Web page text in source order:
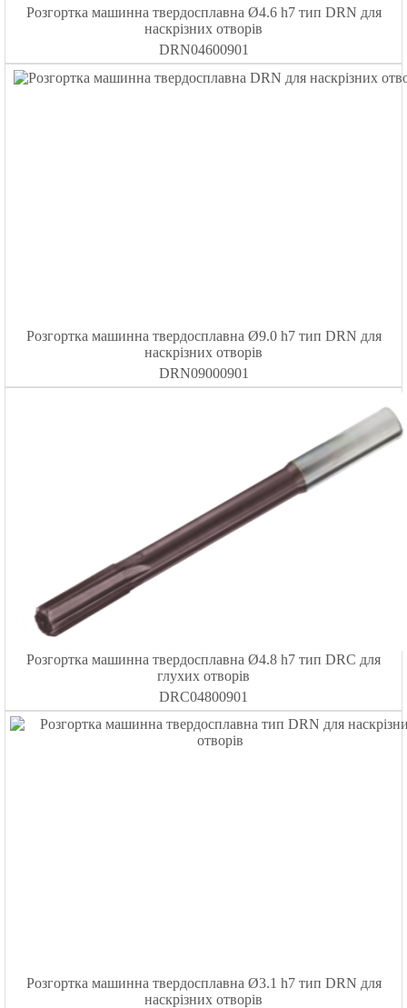
Розгортка машинна твердосплавна Ø4.6 h7 тип DRN для
наскрізних отворів
DRN04600901
Розгортка машинна твердосплавна Ø9.0 h7 тип DRN для
наскрізних отворів
DRN09000901
Розгортка машинна твердосплавна Ø4.8 h7 тип DRC для
глухих отворів
DRC04800901
Розгортка машинна твердосплавна Ø3.1 h7 тип DRN для
наскрізних отворів